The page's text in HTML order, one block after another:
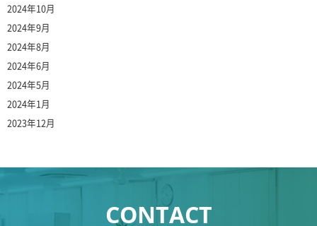
2024年10月
2024年9月
2024年8月
2024年6月
2024年5月
2024年1月
2023年12月